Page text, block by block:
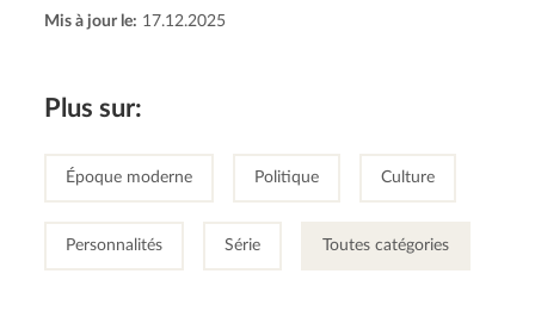
Mis à jour le: 17.12.2025
Plus sur:
Époque moderne Politique Culture
Personnalités Série Toutes catégories